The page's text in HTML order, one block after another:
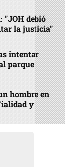
"JOH debió
la justicia"
intentar
parque
hombre en
y